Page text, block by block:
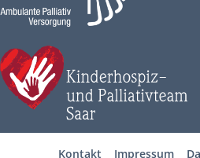
Kontakt Impressum